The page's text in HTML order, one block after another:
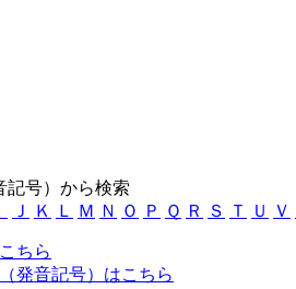
記号）から検索
Ｊ Ｋ Ｌ Ｍ Ｎ Ｏ Ｐ Ｑ Ｒ Ｓ Ｔ Ｕ Ｖ
ちら
発音記号）はこちら